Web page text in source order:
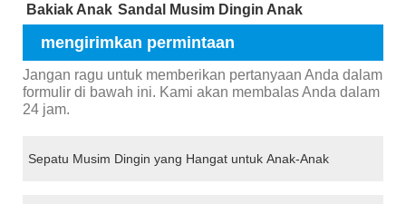
Bakiak Anak Sandal Musim Dingin Anak
mengirimkan permintaan
Jangan ragu untuk memberikan pertanyaan Anda dalam
formulir di bawah ini. Kami akan membalas Anda dalam
24 jam.